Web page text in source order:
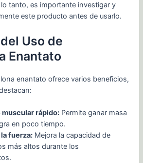
tanto, es importante investigar y
este producto antes de usarlo.
Uso de
Enantato
enantato ofrece varios beneficios,
rápido: Permite ganar masa
en poco tiempo.
fuerza: Mejora la capacidad de
más altos durante los